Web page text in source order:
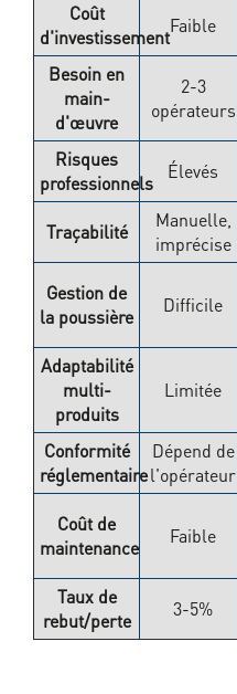
Coût
d'investissement
Faible
Besoin en
main-
d'œuvre
2-3
opérateurs
Risques
professionnels
Élevés
Traçabilité
Manuelle,
imprécise
Gestion de
la poussière
Difficile
Adaptabilité
multi-
produits
Limitée
Conformité
réglementaire
Dépend de
l'opérateur
Coût de
maintenance
Faible
Taux de
rebut/perte
3-5%